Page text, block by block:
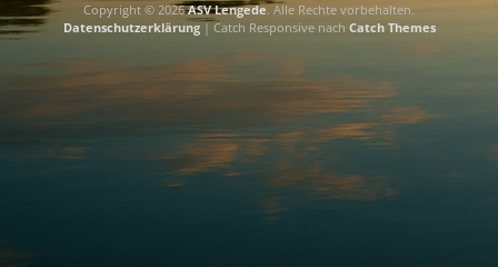
Copyright © 2026ASV Lengede. Alle Rechte vorbehalten.
Datenschutzerklärung| Catch Responsive nach Catch Themes